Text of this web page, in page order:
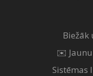
✉️
Sistēmas